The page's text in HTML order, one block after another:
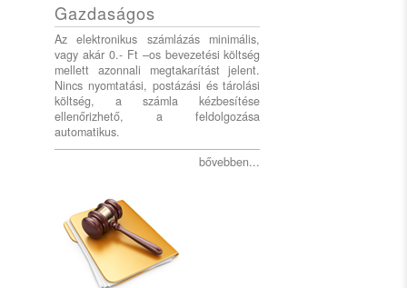
Gazdaságos
Az elektronikus számlázás minimális,
vagy akár 0.- Ft –os bevezetési költség
mellett azonnali megtakarítást jelent.
Nincs nyomtatási, postázási és tárolási
költség, a számla kézbesítése
ellenőrizhető, a feldolgozása
automatikus.
bővebben...